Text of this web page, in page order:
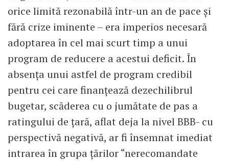
orice limită rezonabilă într-un an de pace și
fără crize iminente – era imperios necesară
adoptarea în cel mai scurt timp a unui
program de reducere a acestui deficit. În
absența unui astfel de program credibil
pentru cei care finanțează dezechilibrul
bugetar, scăderea cu o jumătate de pas a
ratingului de țară, aflat deja la nivel BBB- cu
perspectivă negativă, ar fi însemnat imediat
intrarea în grupa țărilor “nerecomandate